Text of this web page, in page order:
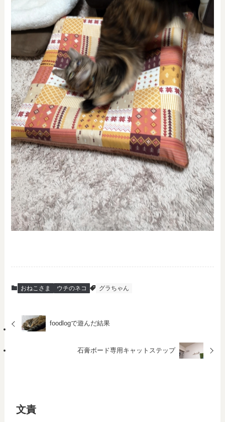
おねこさま ウチのネコ グラちゃん
foodlogで遊んだ結果
石膏ボード専用キャットステップ
文責